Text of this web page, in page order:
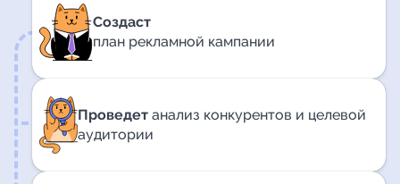
Создаст
план рекламной кампании
Проведетанализ конкурентов и целевой
аудитории